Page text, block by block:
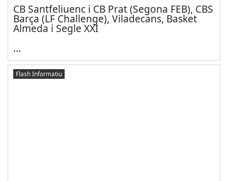
CB Santfeliuenc i CB Prat (Segona FEB), CBS
Barça (LF Challenge), Viladecans, Basket
Almeda i Segle XXI
...
Flash Informatiu